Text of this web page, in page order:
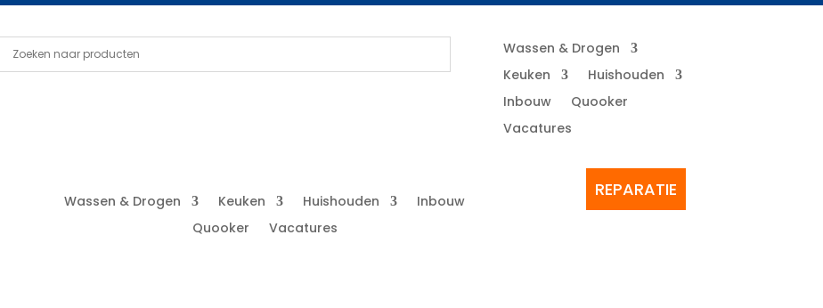
Wassen & Drogen
Keuken
Huishouden
Inbouw
Quooker
Vacatures
Wassen & Drogen Keuken Huishouden
Inbouw
Quooker
Vacatures
REPARATIE